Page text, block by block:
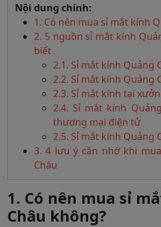
Nội dung chính:
1. Có nên mua sỉ mắt kính
2. 5 nguồn sỉ mắt kính
biết
2.1. Sỉ mắt kính Quảng
2.2. Sỉ mắt kính Quảng
2.3. Sỉ mắt kính tại
2.4. Sỉ mắt kính
thương mại điện tử
2.5. Sỉ mắt kính Quảng
3. 4 lưu ý cần nhớ khi
Châu
1. Có nên mua sỉ
Châu không?